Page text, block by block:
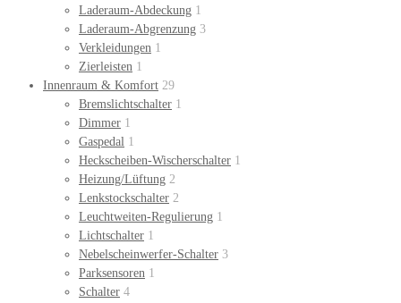
Laderaum-Abdeckung 1
Laderaum-Abgrenzung 3
Verkleidungen 1
Zierleisten 1
Innenraum & Komfort 29
Bremslichtschalter 1
Dimmer 1
Gaspedal 1
Heckscheiben-Wischerschalter 1
Heizung/Lüftung 2
Lenkstockschalter 2
Leuchtweiten-Regulierung 1
Lichtschalter 1
Nebelscheinwerfer-Schalter 3
Parksensoren 1
Schalter 4